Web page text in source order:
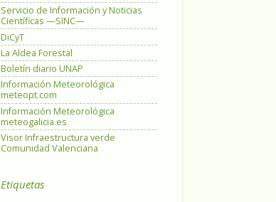
Servicio de Información y Noticias
Científicas —SINC—
DiCyT
La Aldea Forestal
Boletín diario UNAP
Información Meteorológica
meteopt.com
Información Meteorológica
meteogalicia.es
Visor Infraestructura verde
Comunidad Valenciana
Etiquetas